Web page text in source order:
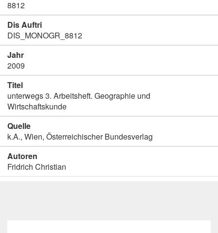
8812
Dis Auftri
DIS_MONOGR_8812
Jahr
2009
Titel
unterwegs 3. Arbeitsheft. Geographie und
Wirtschaftskunde
Quelle
k.A., Wien, Österreichischer Bundesverlag
Autoren
Fridrich Christian